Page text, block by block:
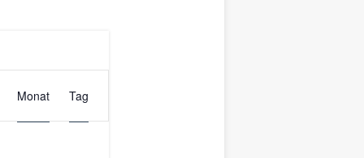
Veranstaltung
Ansichten-
Monat Tag